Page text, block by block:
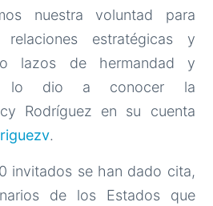
nuestra voluntad para
relaciones estratégicas y
lazos de hermandad y
lo dio a conocer la
Rodríguez en su cuenta
.
invitados se han dado cita,
de los Estados que